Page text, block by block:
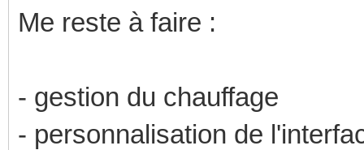
Me reste à faire :
- gestion du chauffage
- personnalisation de